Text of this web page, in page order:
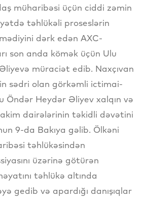
müharibəsi üçün ciddi zəmin
təhlükəli proseslərin
dərk edən AXC-
son anda kömək üçün Ulu
müraciət edib. Naxçıvan
sədri olan görkəmli ictimai-
Öndər Heydər Əliyev xalqın və
dairələrinin təkidli dəvətini
9-da Bakıya gəlib. Ölkəni
təhlükəsindən
üzərinə götürən
təhlükə altında
gedib və apardığı danışıqlar